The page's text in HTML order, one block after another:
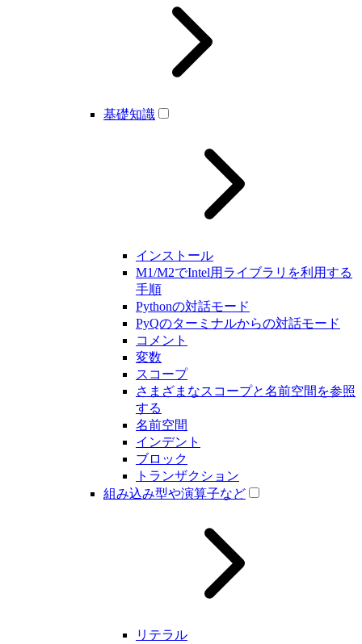
基礎知識
インストール
M1/M2でIntel用ライブラリを利用する
手順
Pythonの対話モード
PyQのターミナルからの対話モード
コメント
変数
スコープ
さまざまなスコープと名前空間を参照
する
名前空間
インデント
ブロック
トランザクション
組み込み型や演算子など
リテラル